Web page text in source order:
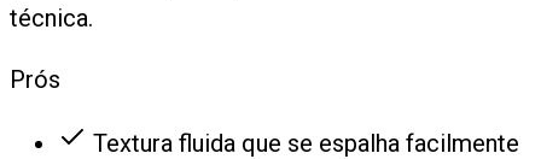
técnica.
Prós
Textura fluida que se espalha facilmente